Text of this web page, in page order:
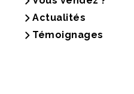
Actualités
Témoignages